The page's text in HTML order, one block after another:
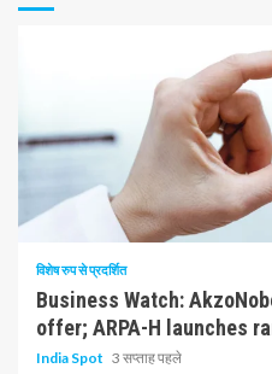
10 न्यूनतम पढ़ा
विशेष रुप से प्रदर्शित
Business Watch:
offer; ARPA-H launches
India Spot 3 सप्ताह पहले